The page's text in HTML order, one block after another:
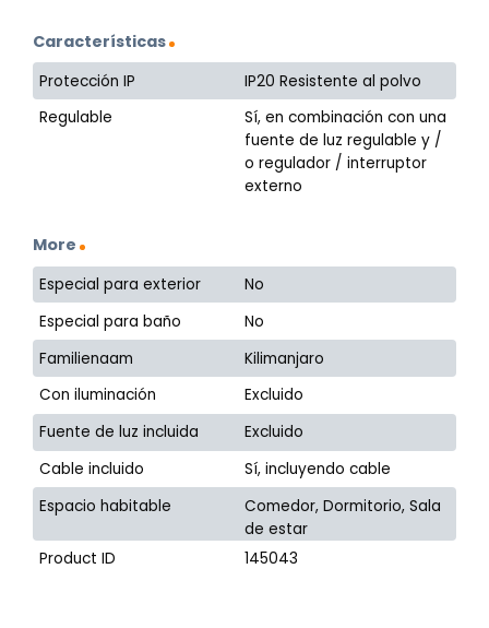
Características
Protección IP
IP20 Resistente al polvo
Regulable
Sí, en combinación con una
fuente de luz regulable y /
o regulador / interruptor
externo
More
Especial para exterior
No
Especial para baño
No
Familienaam
Kilimanjaro
Con iluminación
Excluido
Fuente de luz incluida
Excluido
Cable incluido
Sí, incluyendo cable
Espacio habitable
Comedor, Dormitorio, Sala
de estar
Product ID
145043